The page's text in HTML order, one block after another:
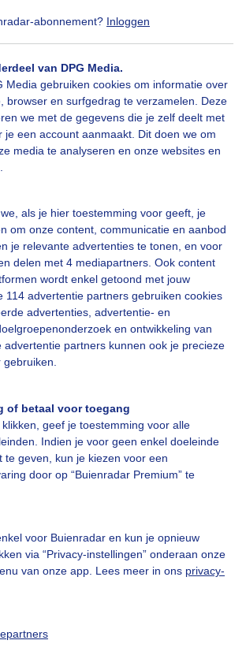
abonnement? Inloggen
van DPG Media.
Media gebruiken cookies om informatie over
browser en surfgedrag te verzamelen. Deze
we met de gegevens die je zelf deelt met
je een account aanmaakt. Dit doen we om
media te analyseren en onze websites en
als je hier toestemming voor geeft, je
om onze content, communicatie en aanbod
je relevante advertenties te tonen, en voor
delen met 4 mediapartners. Ook content
wordt enkel getoond met jouw
114 advertentie partners gebruiken cookies
advertenties, advertentie- en
en ontwikkeling van
advertentie partners kunnen ook je precieze
gebruiken.
of betaal voor toegang
geef je toestemming voor alle
Indien je voor geen enkel doeleinde
te geven, kun je kiezen voor een
door op “Buienradar Premium” te
voor Buienradar en kun je opnieuw
via “Privacy-instellingen” onderaan onze
van onze app. Lees meer in ons privacy-
Gemaakt: 27-04-2023, 403x bekeken
Zon Zonsopkomst
Een moment geduld aub...